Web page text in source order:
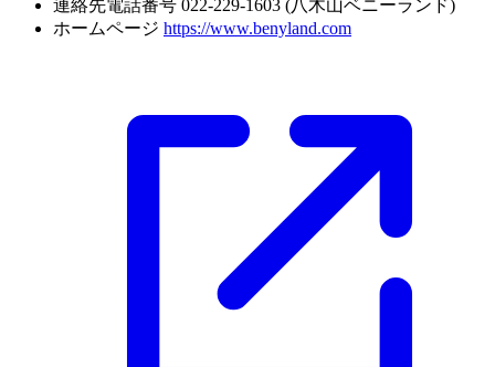
連絡先電話番号 022-229-1603 (八木山ベニーランド)
ホームページ https://www.benyland.com